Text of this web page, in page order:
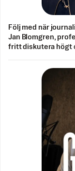
Följ med när
Jan Blomgren,
fritt diskutera högt